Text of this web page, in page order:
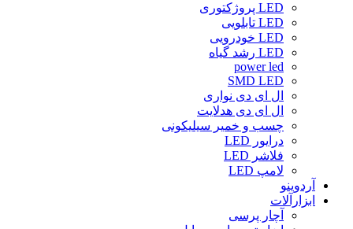
LED پروژکتوری
LED تابلویی
LED خودرویی
LED رشد گیاه
power led
SMD LED
ال ای دی نواری
ال ای دی هدلایت
چسب و خمیر سیلیکونی
درایور LED
فلاشر LED
لامپ LED
آردوینو
ابزارآلات
آچار پرسی